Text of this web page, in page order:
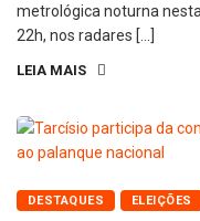
metrológica noturna
22h, nos radares […]
LEIA MAIS
DESTAQUES ELEIÇÕES